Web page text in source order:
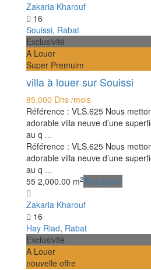
Zakaria Kharouf
16
Souissi, Rabat
Exclusivité
A Louer
Super Premuim
villa à louer sur Souissi
85.000 Dhs /mois
Référence : VLS.625 Nous
adorable villa neuve d’une
au q ...
Référence : VLS.625 Nous
adorable villa neuve d’une
au q ...
55 2,000.00 m2Plus d'info
Zakaria Kharouf
16
Hay Riad, Rabat
Exclusivité
A Louer
nouvelle offre